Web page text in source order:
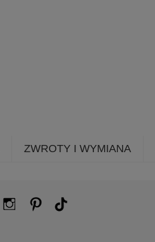
ZWROTY I WYMIANA